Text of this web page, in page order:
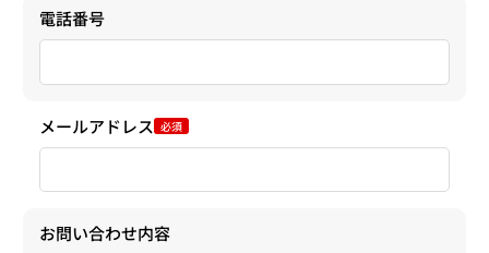
電話番号
メールアドレス 必須
お問い合わせ内容